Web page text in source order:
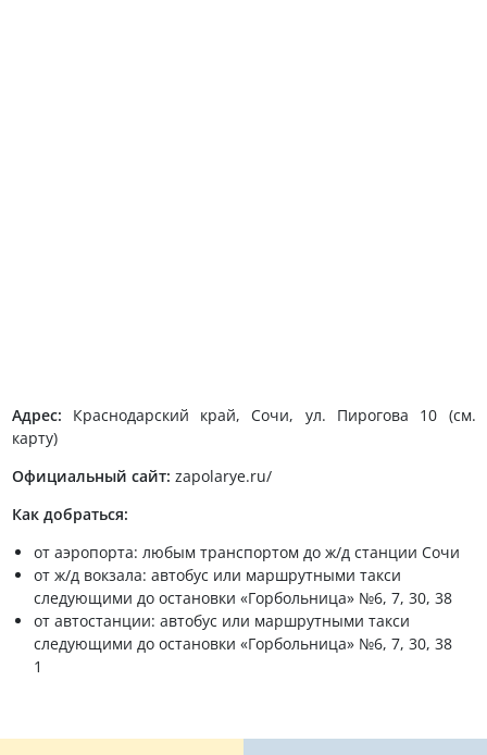
Адрес: Краснодарский край, Сочи, ул. Пирогова 10 (см.
карту)
Официальный сайт: zapolarye.ru/
Как добраться:
от аэропорта: любым транспортом до ж/д станции Сочи
от ж/д вокзала: автобус или маршрутными такси
следующими до остановки «Горбольница» №6, 7, 30, 38
от автостанции: автобус или маршрутными такси
следующими до остановки «Горбольница» №6, 7, 30, 38
1